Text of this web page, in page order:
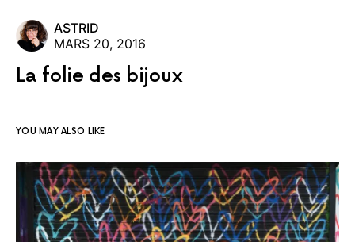
ASTRID
MARS 20, 2016
La folie des bijoux
YOU MAY ALSO LIKE